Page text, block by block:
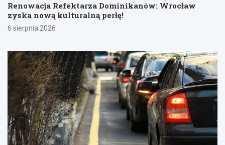
Renowacja Refektarza Dominikanów: Wrocław
zyska nową kulturalną perłę!
6 sierpnia 2026